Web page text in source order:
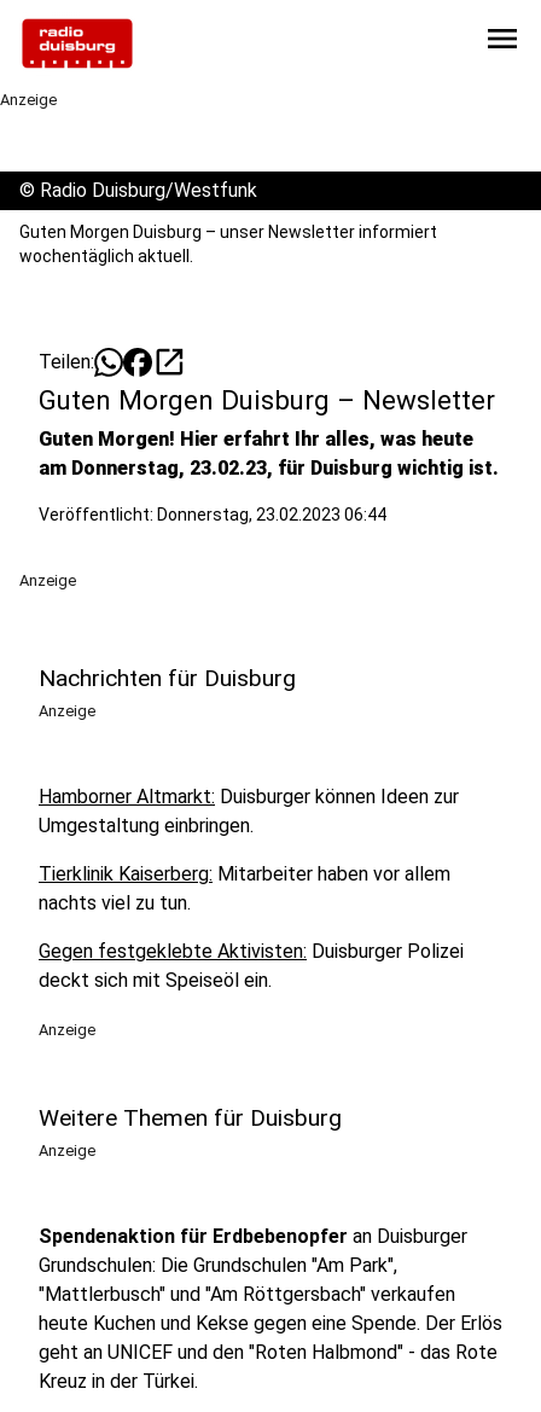
menu
Anzeige
© Radio Duisburg/Westfunk
Guten Morgen Duisburg – unser Newsletter informiert
wochentäglich aktuell.
Teilen: open_in_new
Guten Morgen Duisburg – Newsletter
Guten Morgen! Hier erfahrt Ihr alles, was heute
am Donnerstag, 23.02.23, für Duisburg wichtig ist.
Veröffentlicht: Donnerstag, 23.02.2023 06:44
Anzeige
Nachrichten für Duisburg
Anzeige
Hamborner Altmarkt: Duisburger können Ideen zur
Umgestaltung einbringen.
Tierklinik Kaiserberg: Mitarbeiter haben vor allem
nachts viel zu tun.
Gegen festgeklebte Aktivisten: Duisburger Polizei
deckt sich mit Speiseöl ein.
Anzeige
Weitere Themen für Duisburg
Anzeige
Spendenaktion für Erdbebenopfer an Duisburger
Grundschulen: Die Grundschulen "Am Park",
"Mattlerbusch" und "Am Röttgersbach" verkaufen
heute Kuchen und Kekse gegen eine Spende. Der Erlös
geht an UNICEF und den "Roten Halbmond" - das Rote
Kreuz in der Türkei.